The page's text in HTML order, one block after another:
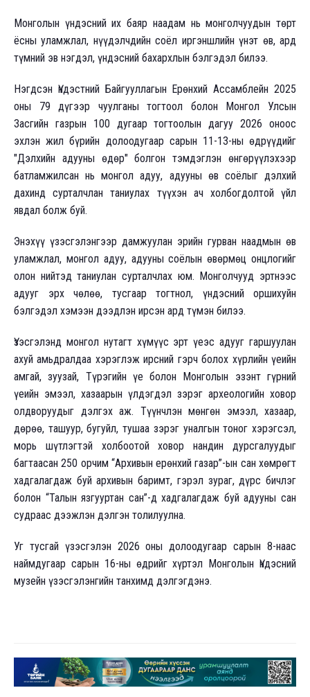
Монголын үндэсний их баяр наадам нь монголчуудын төрт
ёсны уламжлал, нүүдэлчдийн соёл иргэншлийн үнэт өв, ард
түмний эв нэгдэл, үндэсний бахархлын бэлгэдэл билээ.
Нэгдсэн Үндэстний Байгууллагын Ерөнхий Ассамблейн 2025
оны 79 дүгээр чуулганы тогтоол болон Монгол Улсын
Засгийн газрын 100 дугаар тогтоолын дагуу 2026 оноос
эхлэн жил бүрийн долоодугаар сарын 11-13-ны өдрүүдийг
"Дэлхийн адууны өдөр" болгон тэмдэглэн өнгөрүүлэхээр
батламжилсан нь монгол адуу, адууны өв соёлыг дэлхий
дахинд сурталчлан таниулах түүхэн ач холбогдолтой үйл
явдал болж буй.
Энэхүү үзэсгэлэнгээр дамжуулан эрийн гурван наадмын өв
уламжлал, монгол адуу, адууны соёлын өвөрмөц онцлогийг
олон нийтэд таниулан сурталчлах юм. Монголчууд эртнээс
адууг эрх чөлөө, тусгаар тогтнол, үндэсний оршихуйн
бэлгэдэл хэмээн дээдлэн ирсэн ард түмэн билээ.
Үзэсгэлэнд монгол нутагт хүмүүс эрт үеэс адууг гаршуулан
ахуй амьдралдаа хэрэглэж ирсний гэрч болох хүрлийн үеийн
амгай, зуузай, Түрэгийн үе болон Монголын эзэнт гүрний
үеийн эмээл, хазаарын үлдэгдэл зэрэг археологийн ховор
олдворуудыг дэлгэх аж. Түүнчлэн мөнгөн эмээл, хазаар,
дөрөө, ташуур, бугуйл, тушаа зэрэг уналгын тоног хэрэгсэл,
морь шүтлэгтэй холбоотой ховор нандин дурсгалуудыг
багтаасан 250 орчим “Архивын ерөнхий газар”-ын сан хөмрөгт
хадгалагдаж буй архивын баримт, гэрэл зураг, дүрс бичлэг
болон “Талын язгууртан сан”-д хадгалагдаж буй адууны сан
судраас дээжлэн дэлгэн толилуулна.
Уг тусгай үзэсгэлэн 2026 оны долоодугаар сарын 8-наас
наймдугаар сарын 16-ны өдрийг хүртэл Монголын Үндэсний
музейн үзэсгэлэнгийн танхимд дэлгэгдэнэ.